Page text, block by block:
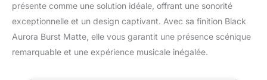
présente comme une solution idéale, offrant une sonorité
exceptionnelle et un design captivant. Avec sa finition Black
Aurora Burst Matte, elle vous garantit une présence scénique
remarquable et une expérience musicale inégalée.